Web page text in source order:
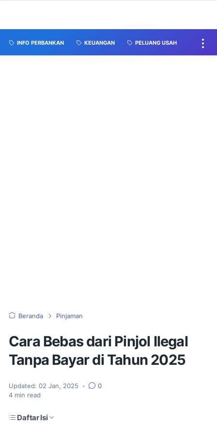
INFO PERBANKAN KEUANGAN PELUANG USAH
Beranda Pinjaman
Cara Bebas dari Pinjol Ilegal
Tanpa Bayar di Tahun 2025
Updated: 02 Jan, 2025 •
0
4 min read
Daftar Isi